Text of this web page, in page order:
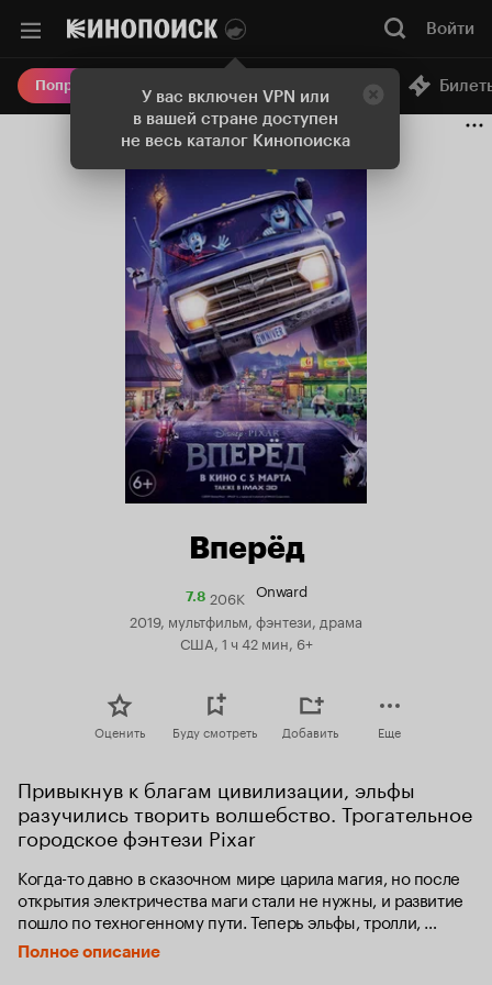
У вас включен VPN или
в вашей стране доступен
не весь каталог Кинопоиска
Войти
Попробовать Плюс Онлайн-кинотеатр
Вперёд
7.8Рейтинг
Кинопоиска
7.8
206K Onward
2019, мультфильм, фэнтези, драма
США, 1 ч 42 мин, 6+
Оценить Буду смотреть Добавить Еще
Привыкнув к благам цивилизации, эльфы
разучились творить волшебство. Трогательное
городское фэнтези Pixar
Когда-то давно в сказочном мире царила магия, но после
открытия электричества маги стали не нужны, и развитие
пошло по техногенному пути. Теперь эльфы, тролли,
гоблины, мантикоры, феи, кентавры и единороги летают
на самолетах, пользуются автомобилями и мобильниками
Полное описание